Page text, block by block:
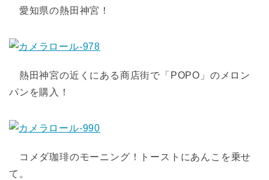
愛知県の熱田神宮！
熱田神宮の近くにある商店街で「POPO」のメロン
パンを購入！
コメダ珈琲のモーニング！トーストにあんこを乗せ
て。